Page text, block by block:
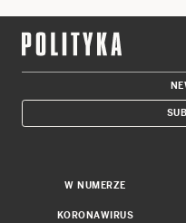
W NUMERZE
KORONAWIRUS